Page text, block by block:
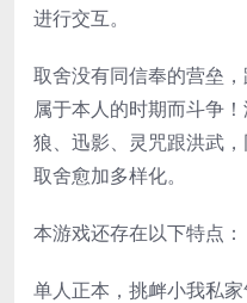
进行交互。
取舍没有同信奉的营垒
属于本人的时期而斗争
狼、迅影、灵咒跟洪武
取舍愈加多样化。
本游戏还存在以下特点：
单人正本，挑衅小我私